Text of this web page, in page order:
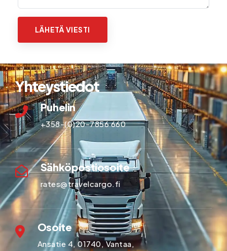
Yhteystiedot
Puhelin
+358-(0)20-7856 660
Sähköpostiosoite
rates@travelcargo.fi
Osoite
Ansatie 4, 01740, Vantaa,